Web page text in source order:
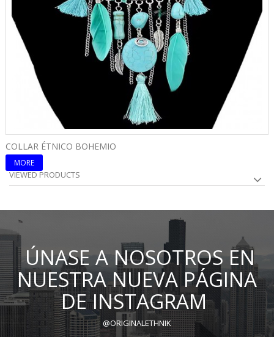
COLLAR ÉTNICO BOHEMIO
MORE
VIEWED PRODUCTS
ÚNASE A NOSOTROS EN
NUESTRA NUEVA PÁGINA
DE INSTAGRAM
@ORIGINALETHNIK